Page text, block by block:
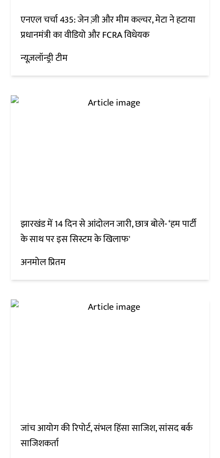
एनएल चर्चा 435: जेन ज़ी और मीम कल्चर, मेटा ने हटाया
प्रधानमंत्री का वीडियो और FCRA विधेयक
न्यूज़लॉन्ड्री टीम
झारखंड में 14 दिन से आंदोलन जारी, छात्र बोले- ‘हम पार्टी
के साथ पर इस सिस्टम के खिलाफ'
अनमोल प्रितम
जांच आयोग की रिपोर्ट, संभल हिंसा साजिश, सांसद बर्क
साजिशकर्ता